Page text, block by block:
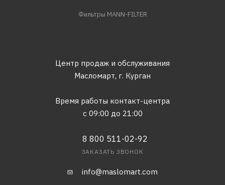
Фильтры MANN-FILTER
Центр продаж и обслуживания
Масломарт, г. Курган
Время работы контакт-центра
с 09:00 до 21:00
8 800 511-02-92
ЗАКАЗАТЬ ЗВОНОК
info@maslomart.com